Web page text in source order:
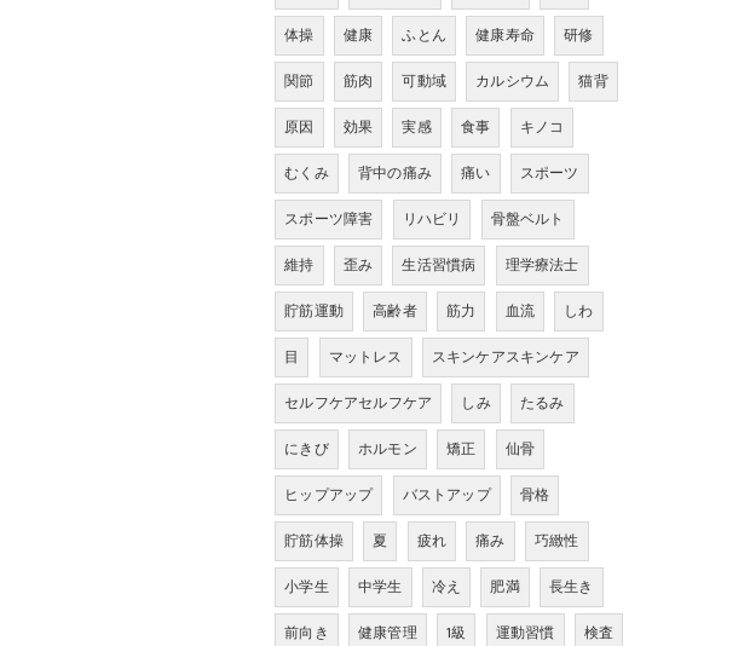
体操
健康 ふとん 健康寿命
研修
関節
筋肉 可動域 カルシウム
猫背
原因
効果 実感 食事
キノコ
むくみ
背中の痛み 痛い
スポーツ
スポーツ障害
リハビリ
骨盤ベルト
維持
歪み 生活習慣病
理学療法士
貯筋運動
高齢者 筋力 血流
しわ
目
マットレス
スキンケアスキンケア
セルフケアセルフケア
しみ
たるみ
にきび
ホルモン 矯正
仙骨
ヒップアップ
バストアップ
骨格
貯筋体操
夏 疲れ 痛み
巧緻性
小学生
中学生 冷え 肥満
長生き
前向き
健康管理 1級 運動習慣 検査